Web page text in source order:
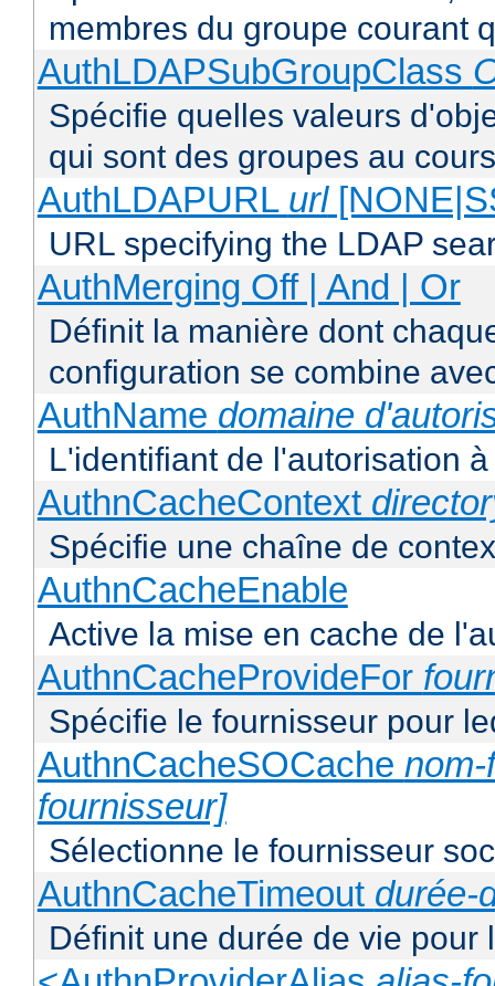
membres du groupe courant
AuthLDAPSubGroupClass
Spécifie quelles valeurs
qui sont des groupes au
AuthLDAPURL url
URL specifying the LDAP
AuthMerging Off | And | Or
Définit la manière dont
configuration se combine
AuthName domaine
L'identifiant de l'autorisation
AuthnCacheContext
Spécifie une chaîne de
AuthnCacheEnable
Active la mise en cache de
AuthnCacheProvideFor
Spécifie le fournisseur pour
AuthnCacheSOCache
fournisseur]
Sélectionne le fournisseur
AuthnCacheTimeout durée-
Définit une durée de vie pour